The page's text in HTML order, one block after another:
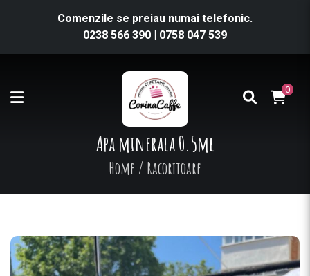
Comenzile se preiau numai telefonic.
0238 566 390 | 0758 047 539
0
Apa minerala 0.5ml
Home / Racoritoare